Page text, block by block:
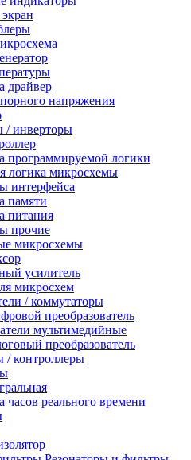
драйвер
напряжения
/ инверторы
программируемой логики
логика микросхемы
интерфейса
памяти
питания
прочие
микросхемы
усилитель
микросхем
/ коммутаторы
преобразователь
мультимедийные
преобразователь
/ контроллеры
часов реального времени